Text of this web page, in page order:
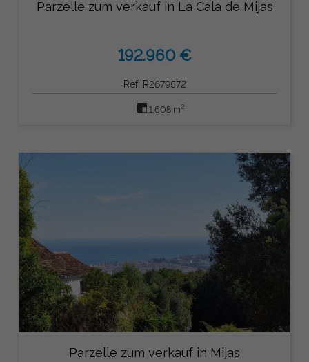
Parzelle zum verkauf in La Cala de Mijas
192.960 €
Ref: R2679572
1.608 m2
Parzelle zum verkauf in Mijas